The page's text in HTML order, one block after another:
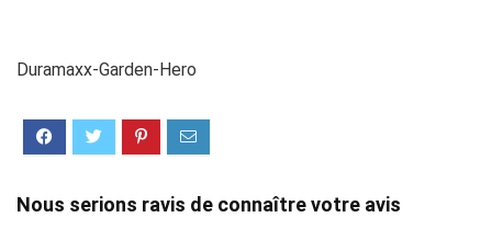
Duramaxx-Garden-Hero
Nous serions ravis de connaître votre avis